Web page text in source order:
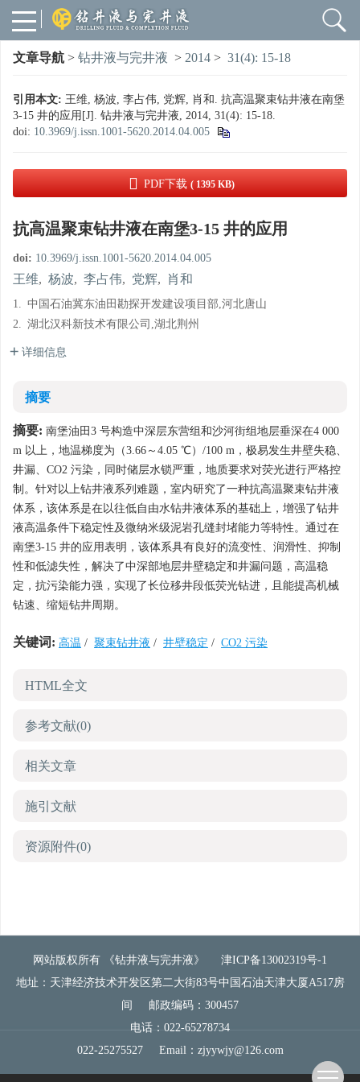
文章导航 > 钻井液与完井液 > 2014 > 31(4): 15-18
引用本文: 王维, 杨波, 李占伟, 党辉, 肖和. 抗高温聚束钻井液在南堡
3-15 井的应用[J]. 钻井液与完井液, 2014, 31(4): 15-18.
doi: 10.3969/j.issn.1001-5620.2014.04.005
PDF下载 ( 1395 KB)
抗高温聚束钻井液在南堡3-15 井的应用
doi: 10.3969/j.issn.1001-5620.2014.04.005
王维, 杨波, 李占伟, 党辉, 肖和
1. 中国石油冀东油田勘探开发建设项目部,河北唐山
2. 湖北汉科新技术有限公司,湖北荆州
详细信息
摘要
摘要: 南堡油田3 号构造中深层东营组和沙河街组地层垂深在4 000
m 以上，地温梯度为（3.66～4.05 ℃）/100 m，极易发生井壁失稳、
井漏、CO2 污染，同时储层水锁严重，地质要求对荧光进行严格控
制。针对以上钻井液系列难题，室内研究了一种抗高温聚束钻井液
体系，该体系是在以往低自由水钻井液体系的基础上，增强了钻井
液高温条件下稳定性及微纳米级泥岩孔缝封堵能力等特性。通过在
南堡3-15 井的应用表明，该体系具有良好的流变性、润滑性、抑制
性和低滤失性，解决了中深部地层井壁稳定和井漏问题，高温稳
定，抗污染能力强，实现了长位移井段低荧光钻进，且能提高机械
钻速、缩短钻井周期。
关键词: 高温 / 聚束钻井液 / 井壁稳定 / CO2 污染
HTML全文
参考文献(0)
相关文章
施引文献
资源附件(0)
网站版权所有 《钻井液与完井液》
津ICP备13002319号-1
地址：天津经济技术开发区第二大街83号中国石油天津大厦A517房
间
邮政编码：300457
电话：022-65278734
022-25275527
Email： zjyywjy@126.com